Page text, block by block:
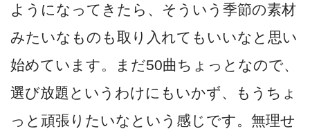
ようになってきたら、そういう季節の素材
みたいなものも取り入れてもいいなと思い
始めています。まだ50曲ちょっとなので、
選び放題というわけにもいかず、もうちょ
っと頑張りたいなという感じです。無理せ